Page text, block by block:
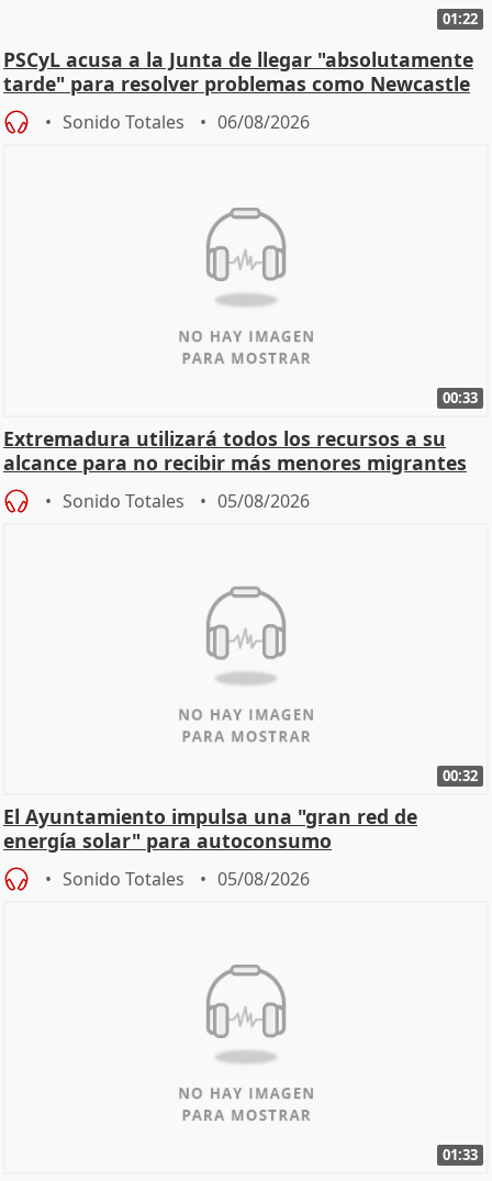
01:22
PSCyL acusa a la Junta de llegar "absolutamente
tarde" para resolver problemas como Newcastle
Sonido Totales 06/08/2026
00:33
Extremadura utilizará todos los recursos a su
alcance para no recibir más menores migrantes
Sonido Totales 05/08/2026
00:32
El Ayuntamiento impulsa una "gran red de
energía solar" para autoconsumo
Sonido Totales 05/08/2026
01:33